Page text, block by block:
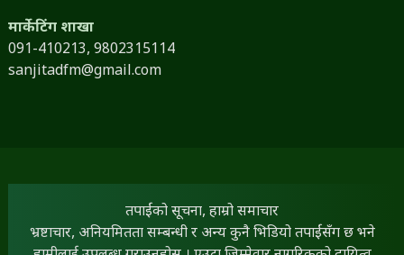
मार्केटिंग शाखा
091-410213, 9802315114
sanjitadfm@gmail.com
तपाईंको सूचना, हाम्रो समाचार
भ्रष्टाचार, अनियमितता सम्बन्धी र अन्य कुनै भिडियो तपाईंसँग छ भने